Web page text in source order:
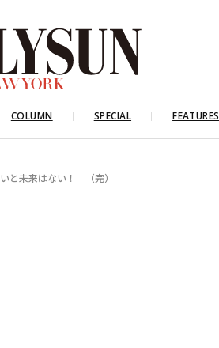
COLUMN SPECIAL FEATURES
と未来はない！ （完）